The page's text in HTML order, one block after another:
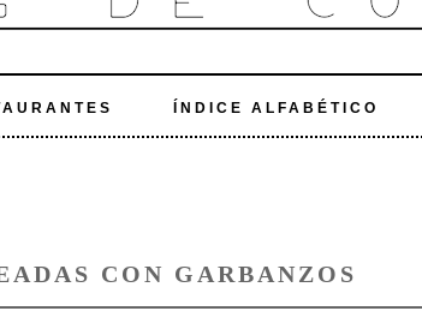
ÍNDICE ALFABÉTICO
CON GARBANZOS